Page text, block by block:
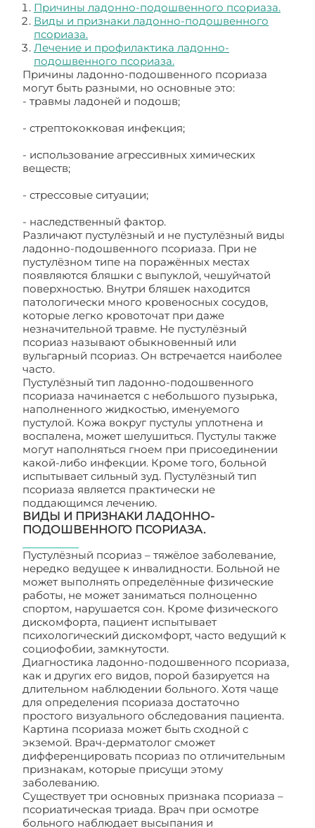
Причины ладонно-подошвенного псориаза.
Виды и признаки ладонно-подошвенного
псориаза.
Лечение и профилактика ладонно-
подошвенного псориаза.
Причины ладонно-подошвенного псориаза
могут быть разными, но основные это:
- травмы ладоней и подошв;
- стрептококковая инфекция;
- использование агрессивных химических
веществ;
- стрессовые ситуации;
- наследственный фактор.
Различают пустулёзный и не пустулёзный виды
ладонно-подошвенного псориаза. При не
пустулёзном типе на поражённых местах
появляются бляшки с выпуклой, чешуйчатой
поверхностью. Внутри бляшек находится
патологически много кровеносных сосудов,
которые легко кровоточат при даже
незначительной травме. Не пустулёзный
псориаз называют обыкновенный или
вульгарный псориаз. Он встречается наиболее
часто.
Пустулёзный тип ладонно-подошвенного
псориаза начинается с небольшого пузырька,
наполненного жидкостью, именуемого
пустулой. Кожа вокруг пустулы уплотнена и
воспалена, может шелушиться. Пустулы также
могут наполняться гноем при присоединении
какой-либо инфекции. Кроме того, больной
испытывает сильный зуд. Пустулёзный тип
псориаза является практически не
поддающимся лечению.
ВИДЫ И ПРИЗНАКИ ЛАДОННО-
ПОДОШВЕННОГО ПСОРИАЗА.
Пустулёзный псориаз – тяжёлое заболевание,
нередко ведущее к инвалидности. Больной не
может выполнять определённые физические
работы, не может заниматься полноценно
спортом, нарушается сон. Кроме физического
дискомфорта, пациент испытывает
психологический дискомфорт, часто ведущий к
социофобии, замкнутости.
Диагностика ладонно-подошвенного псориаза,
как и других его видов, порой базируется на
длительном наблюдении больного. Хотя чаще
для определения псориаза достаточно
простого визуального обследования пациента.
Картина псориаза может быть сходной с
экземой. Врач-дерматолог сможет
дифференцировать псориаз по отличительным
признакам, которые присущи этому
заболеванию.
Существует три основных признака псориаза –
псориатическая триада. Врач при осмотре
больного наблюдает высыпания и